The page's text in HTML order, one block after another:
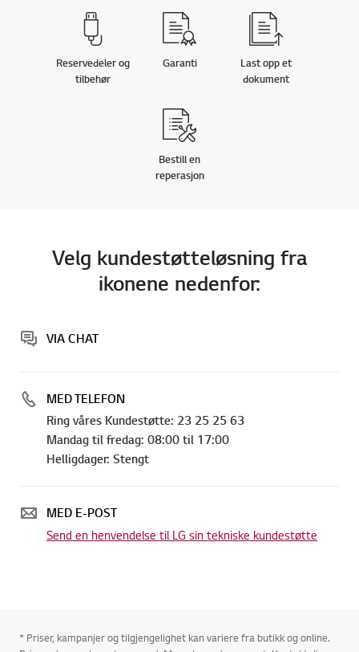
Reservedeler og
tilbehør
Garanti
Last opp et
dokument
Bestill en
reperasjon
Velg kundestøtteløsning fra
ikonene nedenfor:
VIA CHAT
MED TELEFON
Ring våres Kundestøtte: 23 25 25 63
Mandag til fredag: 08:00 til 17:00
Helligdager: Stengt
MED E-POST
Send en henvendelse til LG sin tekniske kundestøtte
* Priser, kampanjer og tilgjengelighet kan variere fra butikk og online.